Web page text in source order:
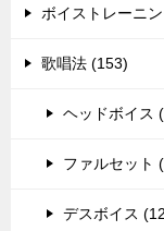
ボイストレーニ
歌唱法 (153)
ヘッドボイス
ファルセット
デスボイス